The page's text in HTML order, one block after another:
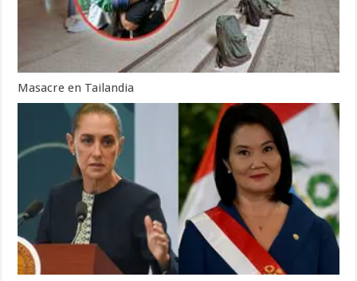
Masacre en Tailandia